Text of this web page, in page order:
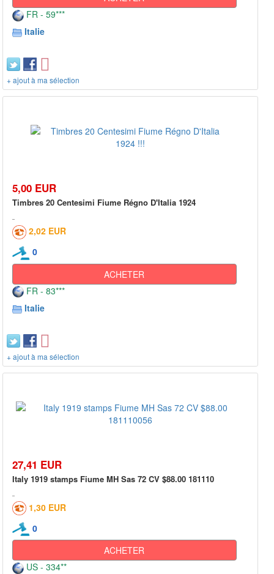
FR - 59***
Italie
+ ajout à ma sélection
5,00 EUR
Timbres 20 Centesimi Fiume Régno D'Italia 1924
2,02 EUR
0
ACHETER
FR - 83***
Italie
+ ajout à ma sélection
27,41 EUR
Italy 1919 stamps Fiume MH Sas 72 CV $88.00 181110
1,30 EUR
0
ACHETER
US - 334**